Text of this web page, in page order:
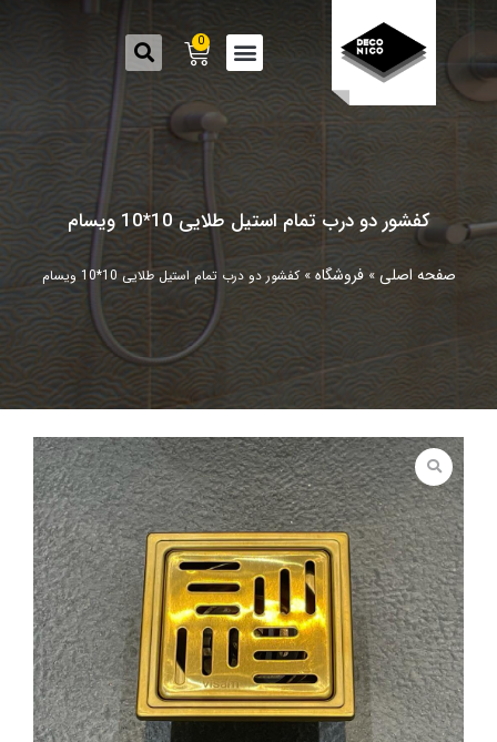
0
کفشور دو درب تمام استیل طلایی 10*10 ویسام
صفحه اصلی »فروشگاه »کفشور دو درب تمام استیل طلایی 10*10 ویسام